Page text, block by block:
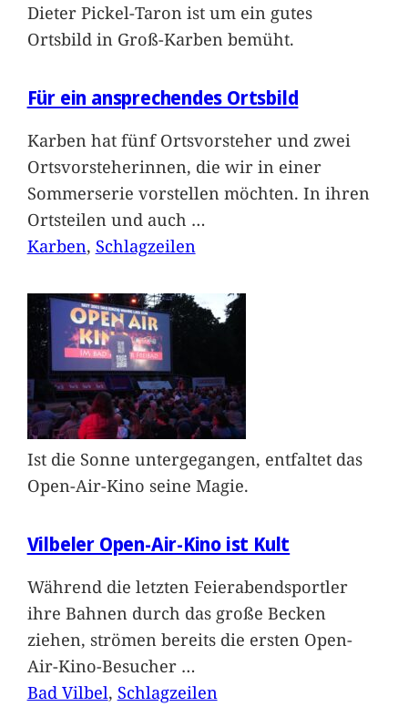
Dieter Pickel-Taron ist um ein gutes
Ortsbild in Groß-Karben bemüht.
Für ein ansprechendes Ortsbild
Karben hat fünf Ortsvorsteher und zwei
Ortsvorsteherinnen, die wir in einer
Sommerserie vorstellen möchten. In ihren
Ortsteilen und auch …
Karben, Schlagzeilen
Ist die Sonne untergegangen, entfaltet das
Open-Air-Kino seine Magie.
Vilbeler Open-Air-Kino ist Kult
Während die letzten Feierabendsportler
ihre Bahnen durch das große Becken
ziehen, strömen bereits die ersten Open-
Air-Kino-Besucher …
Bad Vilbel, Schlagzeilen